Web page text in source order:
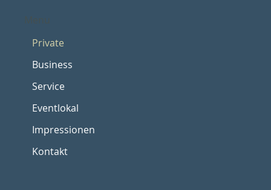
Private
Business
Service
Eventlokal
Impressionen
Kontakt